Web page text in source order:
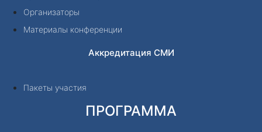
Организаторы
Материалы конференции
Аккредитация СМИ
Пакеты участия
ПРОГРАММА